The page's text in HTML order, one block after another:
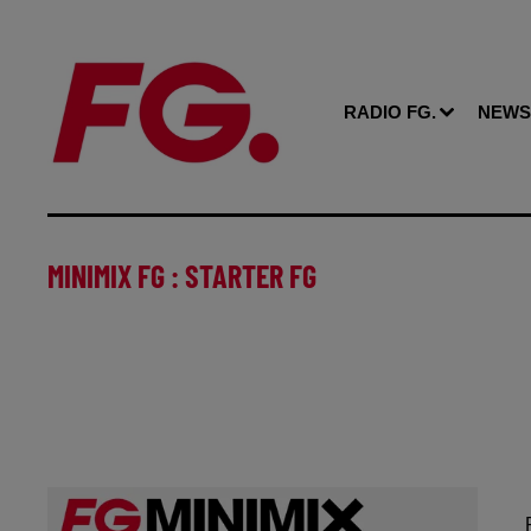
RADIO FG. NEWS
MINIMIX FG : STARTER FG